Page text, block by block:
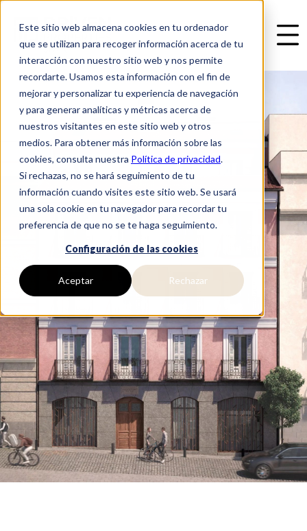
Este sitio web almacena cookies en tu ordenador
que se utilizan para recoger información acerca de tu
interacción con nuestro sitio web y nos permite
recordarte. Usamos esta información con el fin de
mejorar y personalizar tu experiencia de navegación
y para generar analíticas y métricas acerca de
nuestros visitantes en este sitio web y otros
medios. Para obtener más información sobre las
cookies, consulta nuestra Política de privacidad.
Si rechazas, no se hará seguimiento de tu
información cuando visites este sitio web. Se usará
una sola cookie en tu navegador para recordar tu
preferencia de que no se te haga seguimiento.
Configuración de las cookies
Aceptar Rechazar